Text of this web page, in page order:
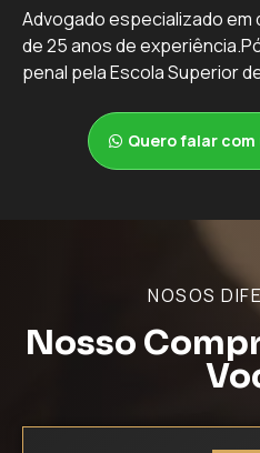
Advogado especializado em
de 25 anos de
penal pela Escola Superior
Quero falar
NOSOS
Nosso